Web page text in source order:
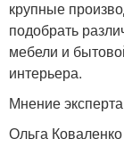
крупные
подобрать
мебели и
интерьера.
Мнение эксперта
Ольга Коваленко